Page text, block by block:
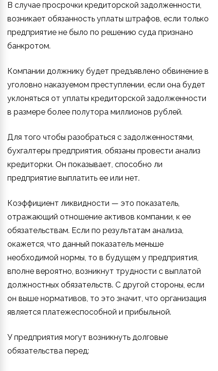
В случае просрочки кредиторской задолженности,
возникает обязанность уплаты штрафов, если только
предприятие не было по решению суда признано
банкротом.
Компании должнику будет предъявлено обвинение в
уголовно наказуемом преступлении, если она будет
уклоняться от уплаты кредиторской задолженности
в размере более полутора миллионов рублей.
Для того чтобы разобраться с задолженностями,
бухгалтеры предприятия, обязаны провести анализ
кредиторки. Он показывает, способно ли
предприятие выплатить ее или нет.
Коэффициент ликвидности — это показатель,
отражающий отношение активов компании, к ее
обязательствам. Если по результатам анализа,
окажется, что данный показатель меньше
необходимой нормы, то в будущем у предприятия,
вполне вероятно, возникнут трудности с выплатой
должностных обязательств. С другой стороны, если
он выше нормативов, то это значит, что организация
является платежеспособной и прибыльной.
У предприятия могут возникнуть долговые
обязательства перед: